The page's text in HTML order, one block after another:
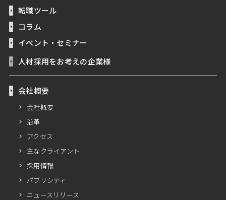
転職ツール
コラム
イベント・セミナー
人材採用をお考えの企業様
会社概要
会社概要
沿革
アクセス
主なクライアント
採用情報
パブリシティ
ニュースリリース